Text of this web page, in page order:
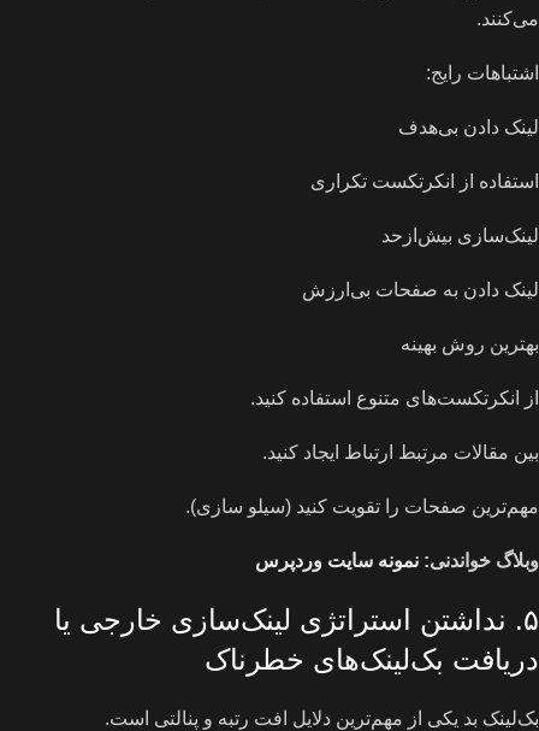
می‌کنند.
اشتباهات رایج:
لینک دادن بی‌هدف
استفاده از انکرتکست تکراری
لینک‌سازی بیش‌ازحد
لینک دادن به صفحات بی‌ارزش
بهترین روش بهینه
از انکرتکست‌های متنوع استفاده کنید.
بین مقالات مرتبط ارتباط ایجاد کنید.
مهم‌ترین صفحات را تقویت کنید (سیلو سازی).
وبلاگ خواندنی: نمونه سایت وردپرس
۵. نداشتن استراتژی لینک‌سازی خارجی یا
دریافت بک‌لینک‌های خطرناک
بک‌لینک بد یکی از مهم‌ترین دلایل افت رتبه و پنالتی است.